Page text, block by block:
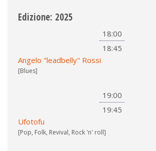
Edizione: 2025
18:00
18:45
Angelo "leadbelly" Rossi
[Blues]
19:00
19:45
Ufotofu
[Pop, Folk, Revival, Rock 'n' roll]